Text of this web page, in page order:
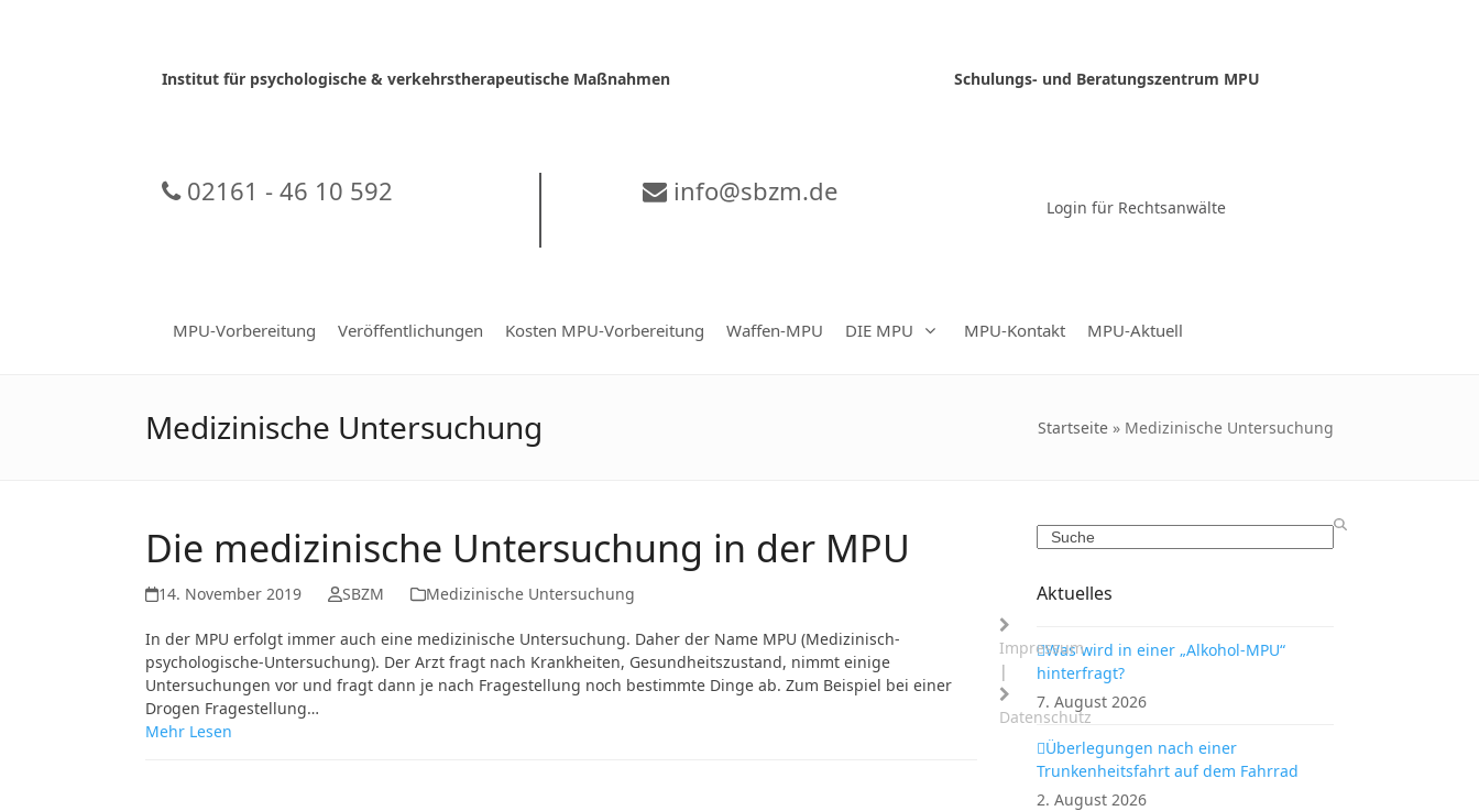
Institut für psychologische & verkehrstherapeutische Maßnahmen
Schulungs- und Beratungszentrum MPU
02161 - 46 10 592 info@sbzm.de
Login für Rechtsanwälte
MPU-Vorbereitung Veröffentlichungen Kosten MPU-Vorbereitung Waffen-MPU DIE MPU MPU-Kontakt MPU-Aktuell
Medizinische Untersuchung Startseite » Medizinische Untersuchung
Die medizinische Untersuchung in der MPU
14. November 2019 SBZM Medizinische Untersuchung
In der MPU erfolgt immer auch eine medizinische Untersuchung. Daher der Name MPU (Medizinisch-
psychologische-Untersuchung). Der Arzt fragt nach Krankheiten, Gesundheitszustand, nimmt einige
Untersuchungen vor und fragt dann je nach Fragestellung noch bestimmte Dinge ab. Zum Beispiel bei einer
Drogen Fragestellung…
Mehr Lesen
Search
Aktuelles
Was wird in einer „Alkohol-MPU“
hinterfragt?
7. August 2026
Überlegungen nach einer
Trunkenheitsfahrt auf dem Fahrrad
2. August 2026
Impressum
|
Datenschutz